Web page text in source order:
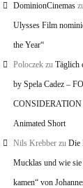
DominionCinemas
Ulysses Film
the Year“
Poloczek zu Täglich
by Spela Cadez –
CONSIDERATION
Animated Short
Nils Krebber zu Die
Mucklas und wie
kamen“ von